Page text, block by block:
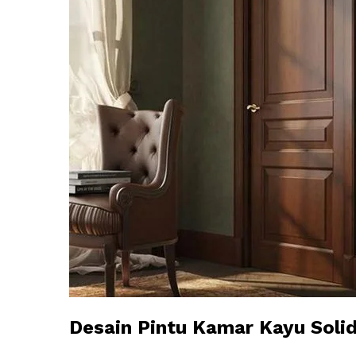
Desain Pintu Kamar Kayu